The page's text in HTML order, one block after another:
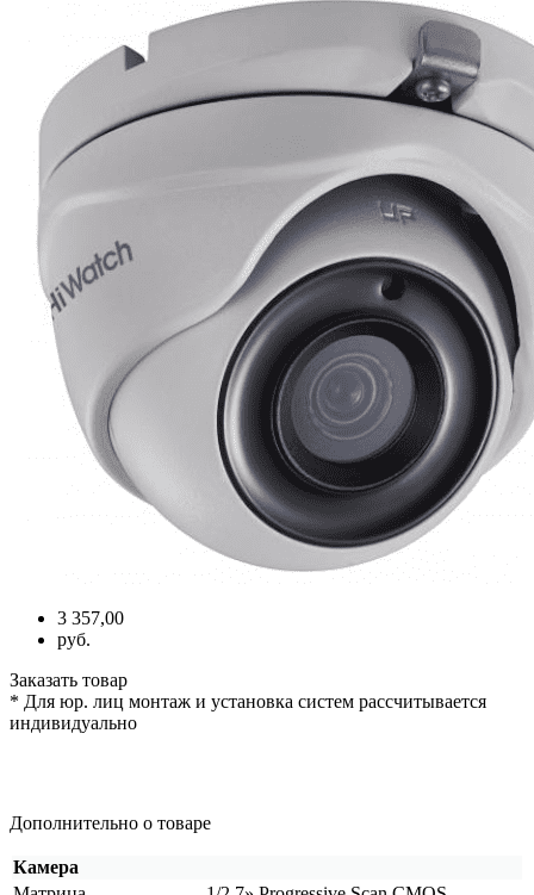
3 357,00
руб.
Заказать товар
* Для юр. лиц монтаж и установка систем рассчитывается
индивидуально
Дополнительно о товаре
Камера